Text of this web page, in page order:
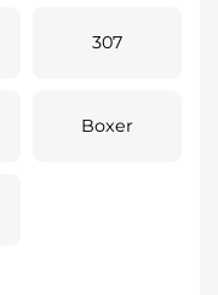
307
Boxer